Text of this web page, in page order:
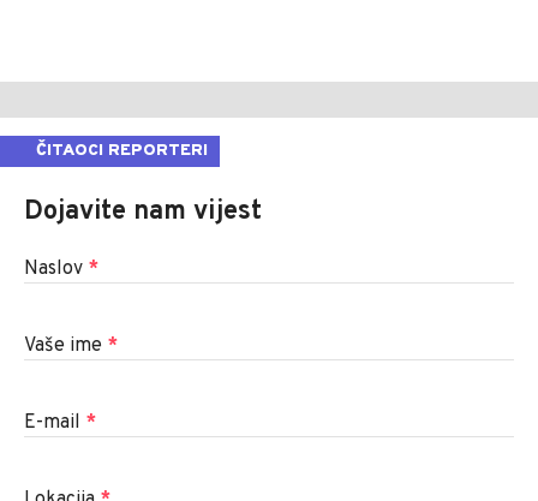
ČITAOCI REPORTERI
Dojavite nam vijest
Naslov *
Vaše ime *
E-mail *